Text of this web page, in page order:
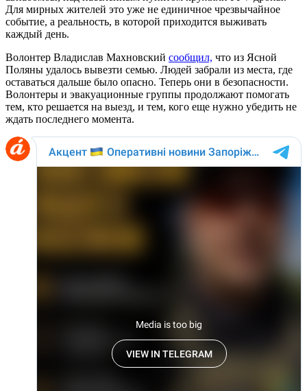
Для мирных жителей это уже не единичное чрезвычайное
событие, а реальность, в которой приходится выживать
каждый день.
Волонтер Владислав Махновский сообщил, что из Ясной
Поляны удалось вывезти семью. Людей забрали из места, где
оставаться дальше было опасно. Теперь они в безопасности.
Волонтеры и эвакуационные группы продолжают помогать
тем, кто решается на выезд, и тем, кого еще нужно убедить не
ждать последнего момента.